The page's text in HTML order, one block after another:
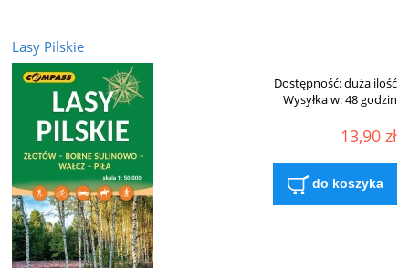
Lasy Pilskie
Dostępność:duża ilość
Wysyłka w:48 godzin
13,90 zł
do koszyka